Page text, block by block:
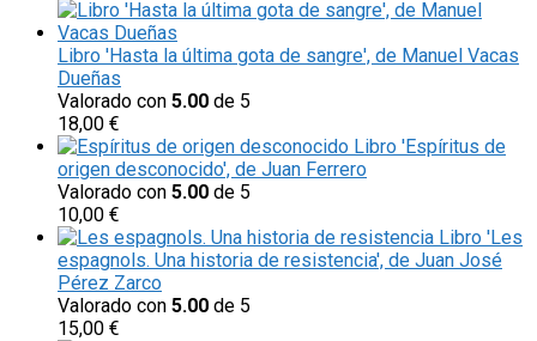
Libro 'Hasta la última gota de sangre', de Manuel Vacas
Dueñas
Valorado con 5.00 de 5
18,00 €
Libro 'Espíritus de
origen desconocido', de Juan Ferrero
Valorado con 5.00 de 5
10,00 €
Libro 'Les
espagnols. Una historia de resistencia', de Juan José
Pérez Zarco
Valorado con 5.00 de 5
15,00 €